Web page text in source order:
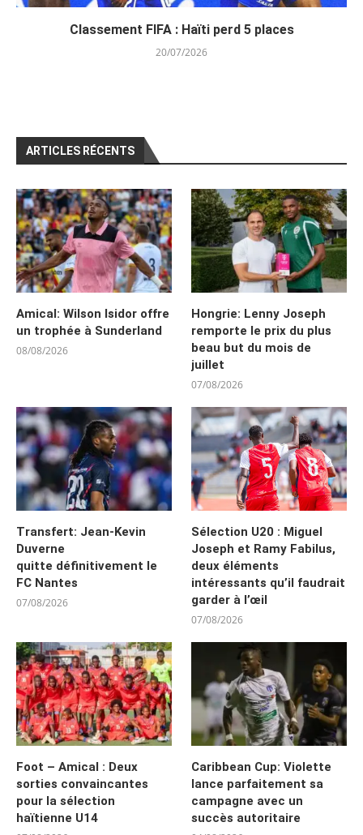
Classement FIFA : Haïti perd 5 places
20/07/2026
ARTICLES RÉCENTS
Amical: Wilson Isidor offre
un trophée à Sunderland
08/08/2026
Hongrie: Lenny Joseph
remporte le prix du plus
beau but du mois de
juillet
07/08/2026
Transfert: Jean-Kevin
Duverne
quitte définitivement le
FC Nantes
07/08/2026
Sélection U20 : Miguel
Joseph et Ramy Fabilus,
deux éléments
intéressants qu’il faudrait
garder à l’œil
07/08/2026
Foot – Amical : Deux
sorties convaincantes
pour la sélection
haïtienne U14
Caribbean Cup: Violette
lance parfaitement sa
campagne avec un
succès autoritaire